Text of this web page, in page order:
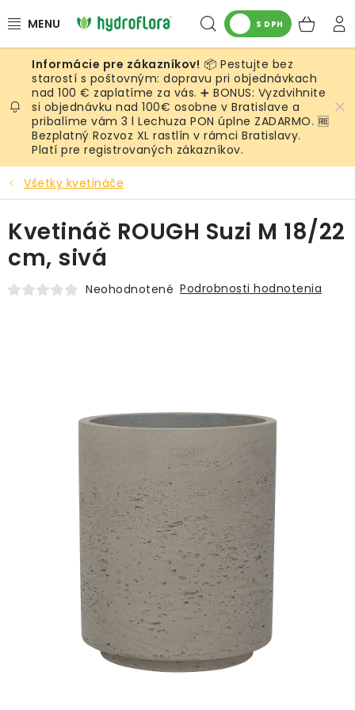
na
Hľadať
S DPH
RASTLINY
UMELÉ RASTLINY
KVETINÁČE
SUBSTRÁTY A PRÍSLUŠENSTVO
SERVIS INTERIÉROVEJ ZELENE
MACHY
NA OBJEDNÁVKU
📦 Pestujte bez
starostí s poštovným: dopravu pri objednávkach
nad 100 € zaplatíme za vás. ➕ BONUS: Vyzdvihnite
si objednávku nad 100€ osobne v Bratislave a
pribalíme vám 3 l Lechuza PON úplne ZADARMO. 🆓
Bezplatný Rozvoz XL rastlín v rámci Bratislavy.
Platí pre registrovaných zákazníkov.
Všetky kvetináče
Kvetináč ROUGH Suzi M 18/22
cm, sivá
Neohodnotené Podrobnosti hodnotenia